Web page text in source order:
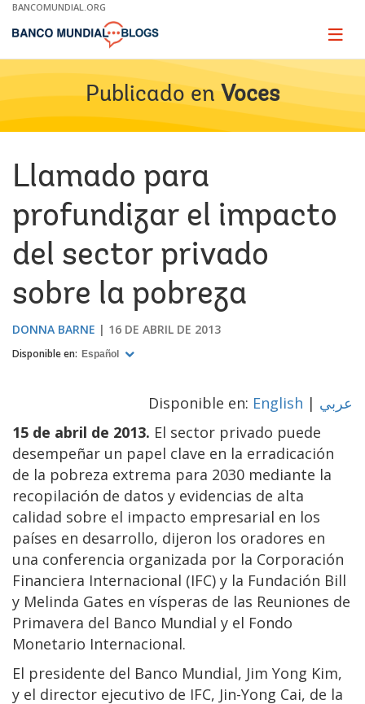
Skip
Main
BANCOMUNDIAL.ORG
Page
Publicado en Voces
Llamado para
profundizar el impacto
del sector privado
sobre la pobreza
DONNA BARNE 16 DE ABRIL DE 2013
Disponible en: Español
Disponible en: English | عربي
15 de abril de 2013. El sector privado puede
desempeñar un papel clave en la erradicación
de la pobreza extrema para 2030 mediante la
recopilación de datos y evidencias de alta
calidad sobre el impacto empresarial en los
países en desarrollo, dijeron los oradores en
una conferencia organizada por la Corporación
Financiera Internacional (IFC) y la Fundación Bill
y Melinda Gates en vísperas de las Reuniones de
Primavera del Banco Mundial y el Fondo
Monetario Internacional.
El presidente del Banco Mundial, Jim Yong Kim,
y el director ejecutivo de IFC, Jin-Yong Cai, de la